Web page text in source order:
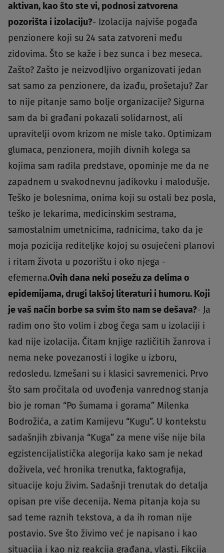
aktivan, kao što ste vi, podnosi zatvorena
pozorišta i izolaciju?- Izolacija najviše pogađa
penzionere koji su 24 sata zatvoreni među
zidovima. Što se kaže i bez sunca i bez meseca.
Zašto? Zašto je neizvodljivo organizovati jedan
sat samo za penzionere, da izađu, prošetaju? Zar
to nije pitanje samo bolje organizacije? Sigurna
sam da bi građani pokazali solidarnost, ali
upravitelji ovom krizom ne misle tako. Optimizam
glumaca, penzionera, mojih divnih kolega sa
kojima sam radila predstave, opominje me da ne
zapadnem u svakodnevnu jadikovku i malodušje.
Teško je bolesnima, onima koji su ostali bez posla,
teško je lekarima, medicinskim sestrama,
samostalnim umetnicima, radnicima, tako da je
moja pozicija rediteljke kojoj su osujećeni planovi
i ritam života u pozorištu i oko njega -
efemerna.Ovih dana neki posežu za delima o
epidemijama, drugi lakšoj literaturi i humoru. Koji
je vaš način borbe sa svim što nam se dešava?- Ja
radim ono što volim i zbog čega sam u izolaciji i
kad nije izolacija. Čitam knjige različitih žanrova i
nema neke povezanosti i logike u izboru,
redosledu. Izmešani su i klasici savremenici. Prvo
što sam pročitala od uvođenja vanrednog stanja
bio je roman “Po šumama i gorama” Milenka
Bodrožića, a zatim Kamijevu “Kugu”. U kontekstu
sadašnjih zbivanja “Kuga” za mene više nije bila
egzistencijalistička alegorija kako sam je nekad
doživela, već hronika trenutka, faktografija,
situacije koju živim. Sadašnji trenutak do detalja
opisan pre više decenija. Nema pitanja koja su
sad teme raznih tekstova, a da ih roman nije
postavio. Sve što živimo već je napisano i kao
situacija i kao niz reakcija građana, vlasti. Fikcija